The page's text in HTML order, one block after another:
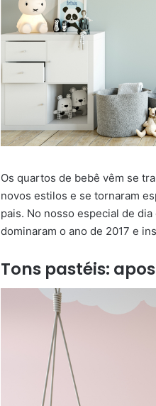
Os quartos de bebê vêm se
novos estilos e se tornaram
pais. No nosso especial de
dominaram o ano de 2017 e
Tons pastéis: